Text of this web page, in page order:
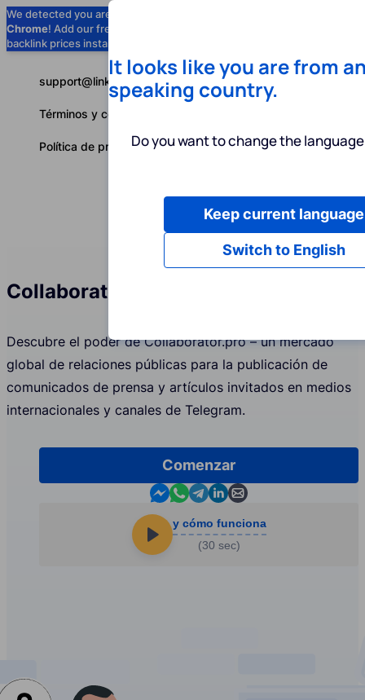
We detected you are using
Chrome! Add our free extension to check
backlink prices instantly as you browse.
Servicios
Español
support@linkbuilder.com
Términos y condiciones
Política de privacidad
Collaborator.pro
Descubre el poder de Collaborator.pro – un mercado
global de relaciones públicas para la publicación de
comunicados de prensa y artículos invitados en medios
internacionales y canales de Telegram.
Comenzar
Contact us in Messenger
Contact us in WhatsApp
Contact us in Telegram
Contact us in Linkedin
Contact us by email
y cómo funciona
(30 sec)
It looks like you are from
speaking country.
Do you want to change the
Switch to English
Keep current language